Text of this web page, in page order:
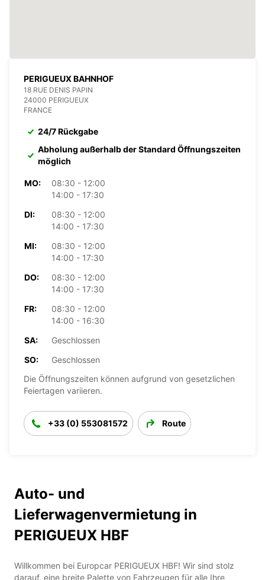
PERIGUEUX BAHNHOF
18 RUE DENIS PAPIN
24000 PERIGUEUX
FRANCE
24/7 Rückgabe
Abholung außerhalb der Standard Öffnungszeiten
möglich
MO:
08:30 - 12:00
14:00 - 17:30
DI:
08:30 - 12:00
14:00 - 17:30
MI:
08:30 - 12:00
14:00 - 17:30
DO:
08:30 - 12:00
14:00 - 17:30
FR:
08:30 - 12:00
14:00 - 16:30
SA:
Geschlossen
SO:
Geschlossen
Die Öffnungszeiten können aufgrund von gesetzlichen
Feiertagen variieren.
+33 (0) 553081572 Route
Auto- und
Lieferwagenvermietung in
PERIGUEUX HBF
Willkommen bei Europcar PERIGUEUX HBF! Wir sind stolz
darauf, eine breite Palette von Fahrzeugen für alle Ihre